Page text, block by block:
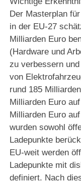
Der Masterplan
in der EU-27
Milliarden Euro
(Hardware und
zu verbessern
von
rund 185
Milliarden Euro
Milliarden Euro
wurden sowohl
Ladepunkte
EU-weit werden
Ladepunkte mit
definiert. Nach